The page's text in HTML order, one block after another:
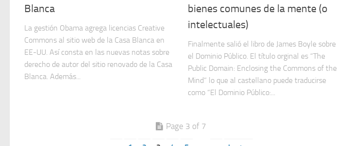
Blanca
La gestión Obama agrega licencias Creative
Commons al sitio web de la Casa Blanca en
EE-UU. Así consta en las nuevas notas sobre
derecho de autor del sitio renovado de la Casa
Blanca. Además...
bienes comunes de la mente (o
intelectuales)
Finalmente salió el libro de James Boyle sobre
el Dominio Público. El título orginal es “The
Public Domain: Enclosing the Commons of the
Mind” lo que al castellano puede traducirse
como “El Dominio Público:...
Page 3 of 7